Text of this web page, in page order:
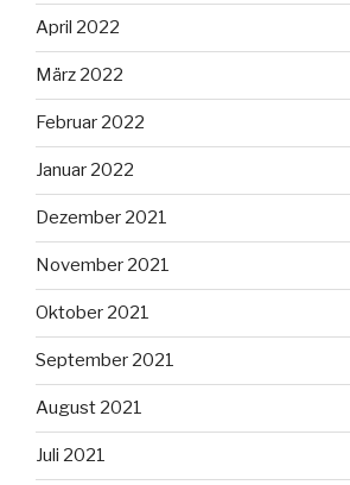
April 2022
März 2022
Februar 2022
Januar 2022
Dezember 2021
November 2021
Oktober 2021
September 2021
August 2021
Juli 2021